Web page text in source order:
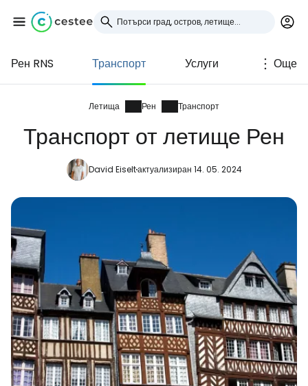
Рен RNS Транспорт Услуги Още
Летища Рен Транспорт
Транспорт от летище Рен
David Eiseltактуализиран 14. 05. 2024
Влезте в Cestee
... световната общност на туристите
Продължете с Google
Продължете с имейл